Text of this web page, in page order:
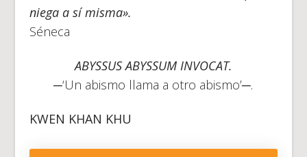
niega a sí misma».
Séneca
ABYSSUS ABYSSUM INVOCAT.
─‘Un abismo llama a otro abismo’─.
KWEN KHAN KHU